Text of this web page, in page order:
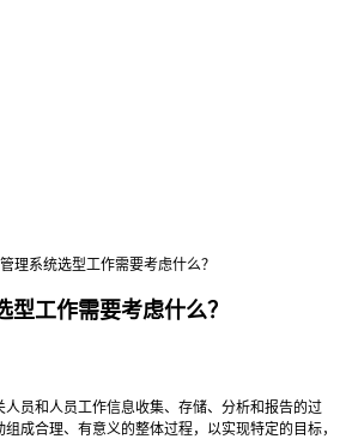
理系统选型工作需要考虑什么？
型工作需要考虑什么？
人员和人员工作信息收集、存储、分析和报告的过
成合理、有意义的整体过程，以实现特定的目标，